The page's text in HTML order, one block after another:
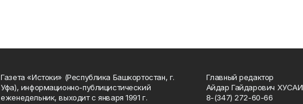
Газета «Истоки» (Республика Башкортостан, г.
Уфа), информационно-публицистический
еженедельник, выходит с января 1991 г.
Главный редактор
Айдар Гайдарович
8-(347) 272-60-66